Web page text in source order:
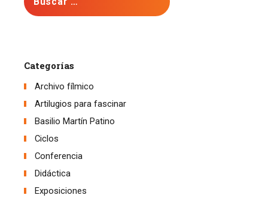
Categorías
Archivo fílmico
Artilugios para fascinar
Basilio Martín Patino
Ciclos
Conferencia
Didáctica
Exposiciones